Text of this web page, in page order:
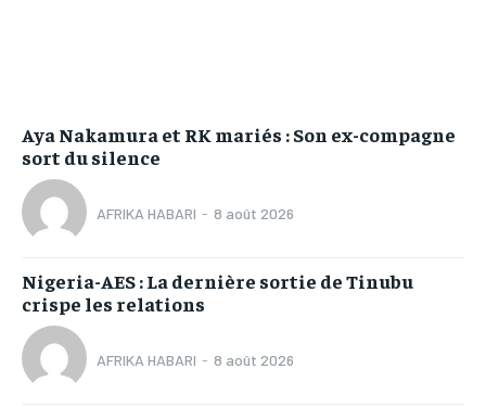
Aya Nakamura et RK mariés : Son ex-compagne
sort du silence
AFRIKA HABARI - 8 août 2026
Nigeria-AES : La dernière sortie de Tinubu
crispe les relations
AFRIKA HABARI - 8 août 2026